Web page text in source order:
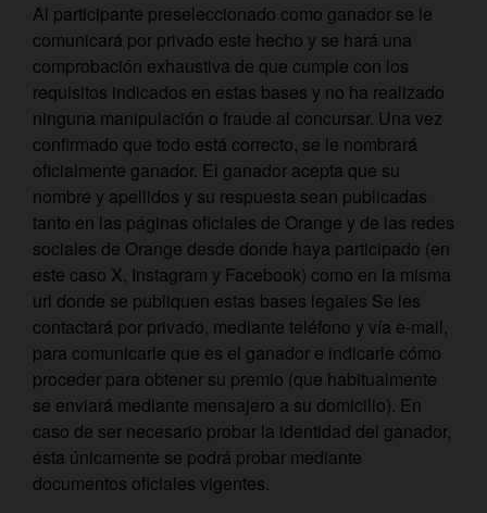
Al participante preseleccionado como ganador se le
comunicará por privado este hecho y se hará una
comprobación exhaustiva de que cumple con los
requisitos indicados en estas bases y no ha realizado
ninguna manipulación o fraude al concursar. Una vez
confirmado que todo está correcto, se le nombrará
oficialmente ganador. El ganador acepta que su
nombre y apellidos y su respuesta sean publicadas
tanto en las páginas oficiales de Orange y de las redes
sociales de Orange desde donde haya participado (en
este caso X, Instagram y Facebook) como en la misma
url donde se publiquen estas bases legales Se les
contactará por privado, mediante teléfono y vía e-mail,
para comunicarle que es el ganador e indicarle cómo
proceder para obtener su premio (que habitualmente
se enviará mediante mensajero a su domicilio). En
caso de ser necesario probar la identidad del ganador,
ésta únicamente se podrá probar mediante
documentos oficiales vigentes.